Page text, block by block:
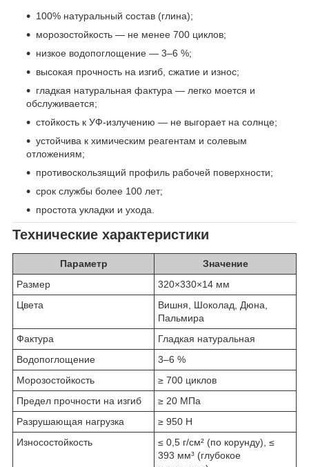
100% натуральный состав (глина);
морозостойкость — не менее 700 циклов;
низкое водопоглощение — 3–6 %;
высокая прочность на изгиб, сжатие и износ;
гладкая натуральная фактура — легко моется и
обслуживается;
стойкость к УФ-излучению — не выгорает на солнце;
устойчива к химическим реагентам и солевым
отложениям;
противоскользящий профиль рабочей поверхности;
срок службы более 100 лет;
простота укладки и ухода.
Технические характеристики
Параметр
Значение
Размер
320×330×14 мм
Цвета
Вишня, Шоколад, Дюна,
Пальмира
Фактура
Гладкая натуральная
Водопоглощение
3–6 %
Морозостойкость
≥ 700 циклов
Предел прочности на изгиб
≥ 20 МПа
Разрушающая нагрузка
≥ 950 Н
Износостойкость
≤ 0,5 г/см² (по корунду), ≤
393 мм³ (глубокое